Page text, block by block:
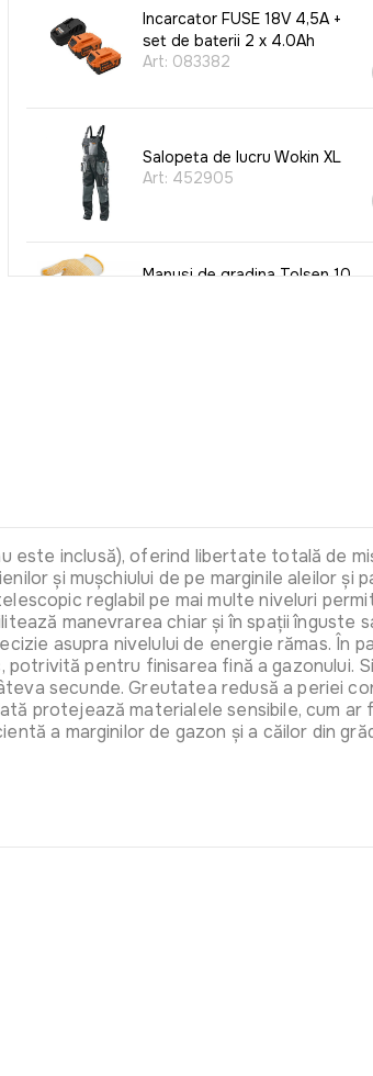
Incarcator FUSE 18V 4,5A +
set de baterii 2 x 4.0Ah
Art: 083382
Salopeta de lucru Wokin XL
Art: 452905
Manusi de gradina Tolsen 10
Wokin 26db
Art:457200
Manusi de gradina cu 4
Gheare Micul Fermier
Art:GF-1579
este inclusă), oferind libertate totală de
și mușchiului de pe marginile aleilor și
reglabil pe mai multe niveluri
manevrarea chiar și în spații înguste
asupra nivelului de energie rămas. În
pentru finisarea fină a gazonului.
secunde. Greutatea redusă a periei
protejează materialele sensibile, cum
a marginilor de gazon și a căilor din